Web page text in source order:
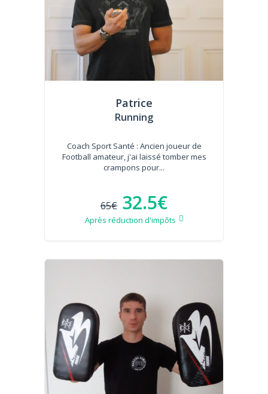
Patrice
Running
Coach Sport Santé : Ancien joueur de
Football amateur, j'ai laissé tomber mes
crampons pour...
65€ 32.5€
Après réduction d'impôts